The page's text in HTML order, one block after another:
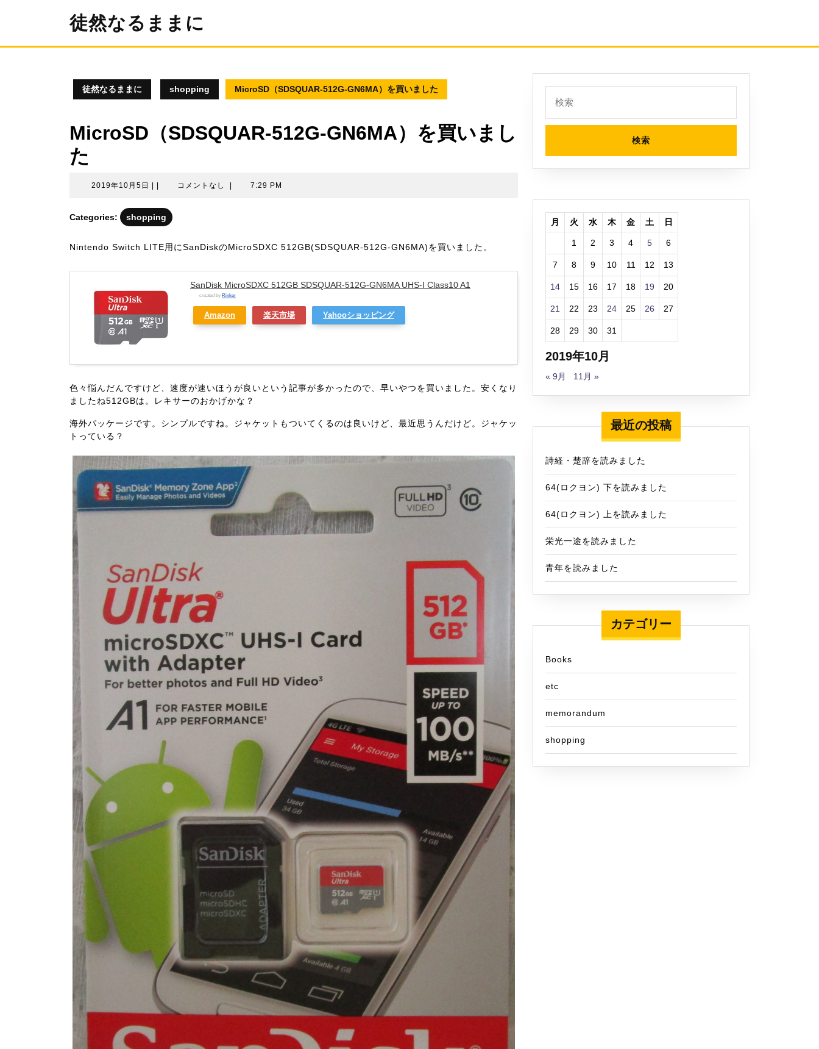
ン
徒然なるままに
徒然なるままに shopping MicroSD（SDSQUAR-512G-GN6MA）を買いました
MicroSD（SDSQUAR-512G-GN6MA）を買いまし
た
2019年10月5日
2019
月
日
コメントなし 7:29 PM
Categories: shopping
Nintendo Switch LITE用にSanDiskのMicroSDXC 512GB(SDSQUAR-512G-GN6MA)を買いました。
SanDisk MicroSDXC 512GB SDSQUAR-512G-GN6MA UHS-I Class10 A1
created by Rinker
Amazon 楽天市場 Yahooショッピング
色々悩んだんですけど、速度が速いほうが良いという記事が多かったので、早いやつを買いました。安くなり
ましたね512GBは。レキサーのおかげかな？
海外パッケージです。シンプルですね。ジャケットもついてくるのは良いけど、最近思うんだけど。ジャケッ
トっている？
索:
2019年10月
月 火 水 木 金 土 日
1 2 3 4 5 6
7 8 9 10 11 12 13
14 15 16 17 18 19 20
21 22 23 24 25 26 27
28 29 30 31
« 9月 11月 »
最近の投稿
詩経・楚辞を読みました
64(ロクヨン) 下を読みました
64(ロクヨン) 上を読みました
栄光一途を読みました
青年を読みました
カテゴリー
Books
etc
memorandum
shopping